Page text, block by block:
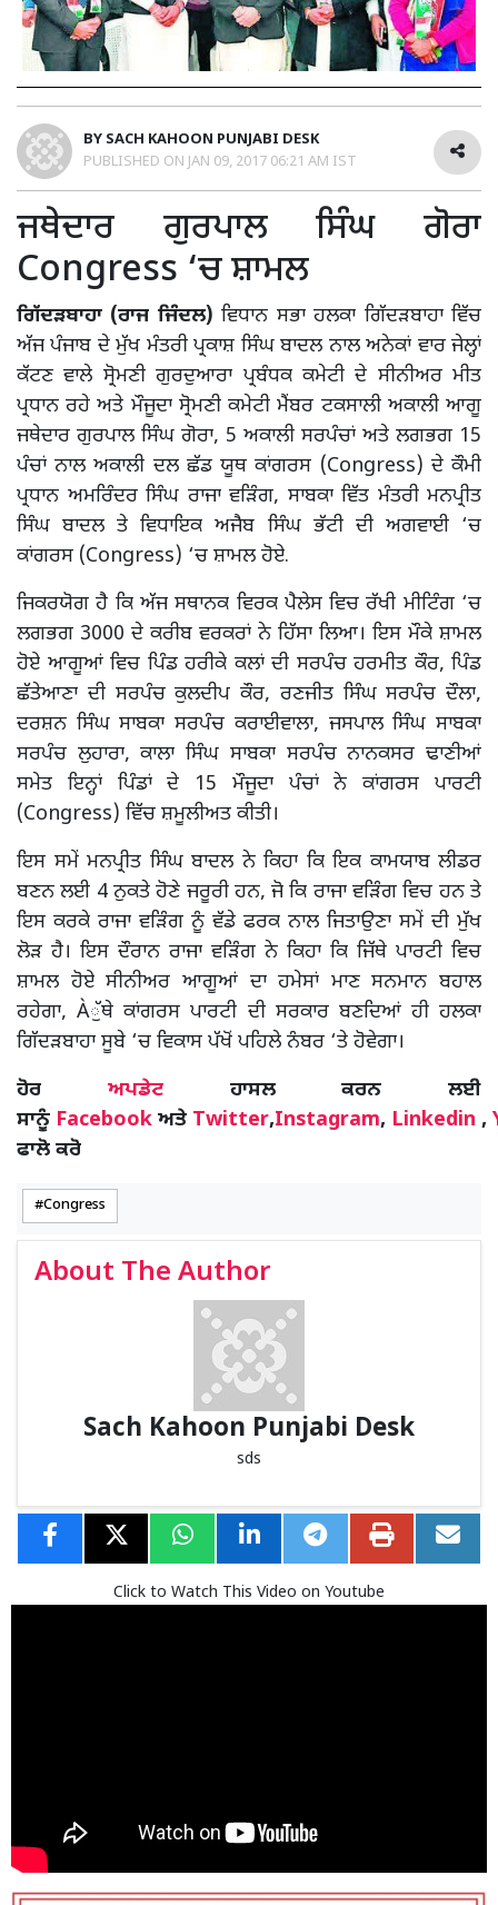
BY SACH KAHOON PUNJABI DESK
PUBLISHED ON JAN 09, 2017 06:21 AM IST
ਜਥੇਦਾਰ ਗੁਰਪਾਲ ਸਿੰਘ ਗੋਰਾ
Congress ‘ਚ ਸ਼ਾਮਲ
ਗਿੱਦੜਬਾਹਾ (ਰਾਜ ਜਿੰਦਲ)ਵਿਧਾਨ ਸਭਾ ਹਲਕਾ ਗਿੱਦੜਬਾਹਾ ਵਿੱਚ
ਅੱਜ ਪੰਜਾਬ ਦੇ ਮੁੱਖ ਮੰਤਰੀ ਪ੍ਰਕਾਸ਼ ਸਿੰਘ ਬਾਦਲ ਨਾਲ ਅਨੇਕਾਂ ਵਾਰ ਜੇਲ੍ਹਾਂ
ਕੱਟਣ ਵਾਲੇ ਸ੍ਰੋਮਣੀ ਗੁਰਦੁਆਰਾ ਪ੍ਰਬੰਧਕ ਕਮੇਟੀ ਦੇ ਸੀਨੀਅਰ ਮੀਤ
ਪ੍ਰਧਾਨ ਰਹੇ ਅਤੇ ਮੌਜੂਦਾ ਸ੍ਰੋਮਣੀ ਕਮੇਟੀ ਮੈਂਬਰ ਟਕਸਾਲੀ ਅਕਾਲੀ ਆਗੂ
ਜਥੇਦਾਰ ਗੁਰਪਾਲ ਸਿੰਘ ਗੋਰਾ, 5 ਅਕਾਲੀ ਸਰਪੰਚਾਂ ਅਤੇ ਲਗਭਗ 15
ਪੰਚਾਂ ਨਾਲ ਅਕਾਲੀ ਦਲ ਛੱਡ ਯੂਥ ਕਾਂਗਰਸ (Congress) ਦੇ ਕੌਮੀ
ਪ੍ਰਧਾਨ ਅਮਰਿੰਦਰ ਸਿੰਘ ਰਾਜਾ ਵੜਿੰਗ, ਸਾਬਕਾ ਵਿੱਤ ਮੰਤਰੀ ਮਨਪ੍ਰੀਤ
ਸਿੰਘ ਬਾਦਲ ਤੇ ਵਿਧਾਇਕ ਅਜੈਬ ਸਿੰਘ ਭੱਟੀ ਦੀ ਅਗਵਾਈ ‘ਚ
ਕਾਂਗਰਸ (Congress) ‘ਚ ਸ਼ਾਮਲ ਹੋਏ.
ਜਿਕਰਯੋਗ ਹੈ ਕਿ ਅੱਜ ਸਥਾਨਕ ਵਿਰਕ ਪੈਲੇਸ ਵਿਚ ਰੱਖੀ ਮੀਟਿੰਗ ‘ਚ
ਲਗਭਗ 3000 ਦੇ ਕਰੀਬ ਵਰਕਰਾਂ ਨੇ ਹਿੱਸਾ ਲਿਆ। ਇਸ ਮੌਕੇ ਸ਼ਾਮਲ
ਹੋਏ ਆਗੂਆਂ ਵਿਚ ਪਿੰਡ ਹਰੀਕੇ ਕਲਾਂ ਦੀ ਸਰਪੰਚ ਹਰਮੀਤ ਕੌਰ, ਪਿੰਡ
ਛੱਤੇਆਣਾ ਦੀ ਸਰਪੰਚ ਕੁਲਦੀਪ ਕੌਰ, ਰਣਜੀਤ ਸਿੰਘ ਸਰਪੰਚ ਦੌਲਾ,
ਦਰਸ਼ਨ ਸਿੰਘ ਸਾਬਕਾ ਸਰਪੰਚ ਕਰਾਈਵਾਲਾ, ਜਸਪਾਲ ਸਿੰਘ ਸਾਬਕਾ
ਸਰਪੰਚ ਲੁਹਾਰਾ, ਕਾਲਾ ਸਿੰਘ ਸਾਬਕਾ ਸਰਪੰਚ ਨਾਨਕਸਰ ਢਾਣੀਆਂ
ਸਮੇਤ ਇਨ੍ਹਾਂ ਪਿੰਡਾਂ ਦੇ 15 ਮੌਜੂਦਾ ਪੰਚਾਂ ਨੇ ਕਾਂਗਰਸ ਪਾਰਟੀ
(Congress) ਵਿੱਚ ਸ਼ਮੂਲੀਅਤ ਕੀਤੀ।
ਇਸ ਸਮੇਂ ਮਨਪ੍ਰੀਤ ਸਿੰਘ ਬਾਦਲ ਨੇ ਕਿਹਾ ਕਿ ਇਕ ਕਾਮਯਾਬ ਲੀਡਰ
ਬਣਨ ਲਈ 4 ਨੁਕਤੇ ਹੋਣੇ ਜਰੂਰੀ ਹਨ, ਜੋ ਕਿ ਰਾਜਾ ਵੜਿੰਗ ਵਿਚ ਹਨ ਤੇ
ਇਸ ਕਰਕੇ ਰਾਜਾ ਵੜਿੰਗ ਨੂੰ ਵੱਡੇ ਫਰਕ ਨਾਲ ਜਿਤਾਉਣਾ ਸਮੇਂ ਦੀ ਮੁੱਖ
ਲੋੜ ਹੈ। ਇਸ ਦੌਰਾਨ ਰਾਜਾ ਵੜਿੰਗ ਨੇ ਕਿਹਾ ਕਿ ਜਿੱਥੇ ਪਾਰਟੀ ਵਿਚ
ਸ਼ਾਮਲ ਹੋਏ ਸੀਨੀਅਰ ਆਗੂਆਂ ਦਾ ਹਮੇਸਾਂ ਮਾਣ ਸਨਮਾਨ ਬਹਾਲ
ਰਹੇਗਾ, Àੁੱਥੇ ਕਾਂਗਰਸ ਪਾਰਟੀ ਦੀ ਸਰਕਾਰ ਬਣਦਿਆਂ ਹੀ ਹਲਕਾ
ਗਿੱਦੜਬਾਹਾ ਸੂਬੇ ‘ਚ ਵਿਕਾਸ ਪੱਖੋਂ ਪਹਿਲੇ ਨੰਬਰ ‘ਤੇ ਹੋਵੇਗਾ।
ਹੋਰ ਅਪਡੇਟਹਾਸਲ ਕਰਨ ਲਈ
ਸਾਨੂੰ Facebook ਅਤੇ Twitter,Instagram, Linkedin ,
ਫਾਲੋ ਕਰੋ
Congress
About The Author
Sach Kahoon Punjabi Desk
sds
Click to Watch This Video on Youtube